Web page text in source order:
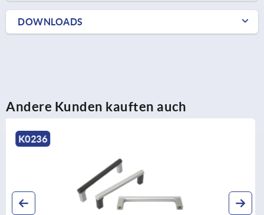
DOWNLOADS
Andere Kunden kauften auch